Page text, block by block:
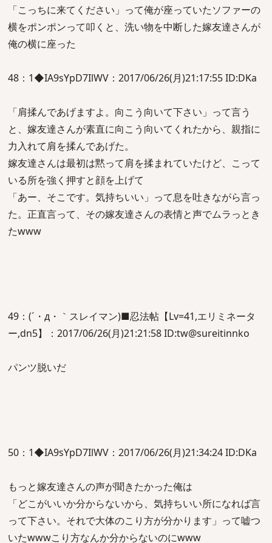
「こっちに来てください」って俺が座っていたソファーの
横をポンポンって叩くと、洗い物を中断した嫁友達さんが
俺の横に座った
48：1◆IA9sYpD7IlWV：2017/06/26(月)21:17:55 ID:DKa
「肩揉んであげますよ。向こう向いて下さい」って言う
と、嫁友達さんが素直に向こう向いてくれたから、親指に
力入れて肩を揉んであげた。
嫁友達さんは最初は黙って肩を揉まれていたけど、こって
いる所を強く押すと顔を上げて
「あー、そこです。気持ちいい」って息を吐きながら言っ
た。正直言って、その嫁友達さんの表情と声でムラっとき
たwww
49：(´・д・｀スレイマン)■忍法帖【Lv=41,エリミネータ
ー,dn5】：2017/06/26(月)21:21:58 ID:tw@sureitinnko
パンツ脱いだ
50：1◆IA9sYpD7IlWV：2017/06/26(月)21:34:24 ID:DKa
もっと嫁友達さんの声が聞きたかった俺は
「どこがいいか分からないから、気持ちいい所になれば言
って下さい。それで大体のこり方が分かります」って嘘つ
いたwwwこり方なんか分からないのにwww